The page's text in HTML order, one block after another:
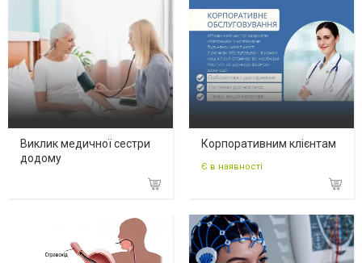
Виклик медичної сестри
додому
Корпоративним клієнтам
Є в наявності